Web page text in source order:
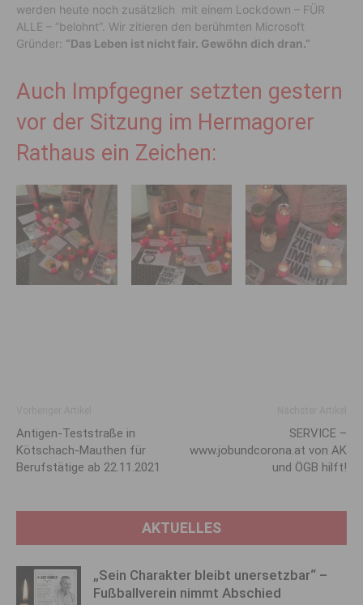
werden heute noch zusätzlich mit einem Lockdown – FÜR
ALLE – “belohnt”. Wir zitieren den berühmten Microsoft
Gründer: “Das Leben ist nicht fair. Gewöhn dich dran.”
Auch Impfgegner setzten gestern
vor der Sitzung im Hermagorer
Rathaus ein Zeichen:
Antigen-Teststraße in
Kötschach-Mauthen für
Berufstätige ab 22.11.2021
SERVICE –
www.jobundcorona.at von AK
und ÖGB hilft!
AKTUELLES
„Sein Charakter bleibt unersetzbar“ –
Fußballverein nimmt Abschied